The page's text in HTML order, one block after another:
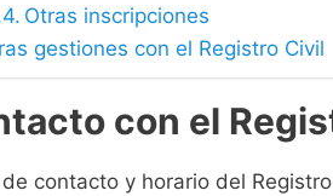
Otras inscripciones
gestiones con el Registro Civil
con el
contacto y horario del